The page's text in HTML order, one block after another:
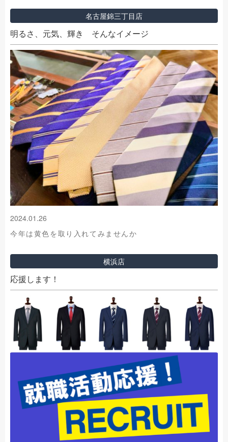
名古屋錦三丁目店
明るさ、元気、輝き そんなイメージ
2024.01.26
今年は黄色を取り入れてみませんか
横浜店
応援します！